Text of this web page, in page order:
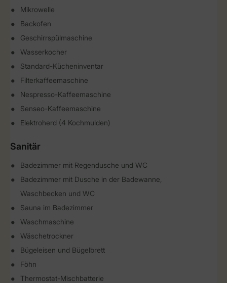
Mikrowelle
Backofen
Geschirrspülmaschine
Wasserkocher
Standard-Kücheninventar
Filterkaffeemaschine
Nespresso-Kaffeemaschine
Senseo-Kaffeemaschine
Elektroherd (4 Kochmulden)
Sanitär
Badezimmer mit Regendusche und WC
Badezimmer mit Dusche in der Badewanne,
Waschbecken und WC
Sauna im Badezimmer
Waschmaschine
Wäschetrockner
Bügeleisen und Bügelbrett
Föhn
Thermostat-Mischbatterie